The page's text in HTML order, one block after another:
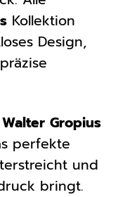
Kollektion
Design,
Walter Gropius
perfekte
und
bringt.